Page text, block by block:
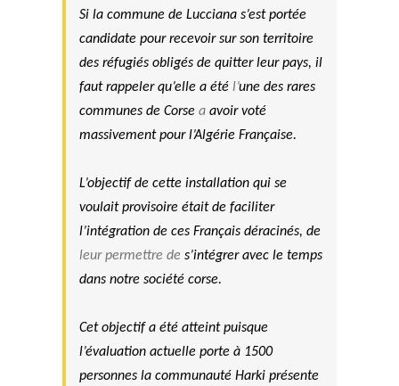
Si la commune de Lucciana s’est portée
candidate pour recevoir sur son territoire
des réfugiés obligés de quitter leur pays, il
faut rappeler qu’elle a été l’une des rares
communes de Corse a avoir voté
massivement pour l’Algérie Française.
L’objectif de cette installation qui se
voulait provisoire était de faciliter
l’intégration de ces Français déracinés, de
leur permettre de s’intégrer avec le temps
dans notre société corse.
Cetobjectif a été atteint puisque
l’évaluation actuelle porte à 1500
personnes la communauté Harki présente